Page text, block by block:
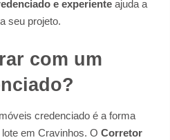
e experiente ajuda a
seu projeto.
com um
credenciado é a forma
em Cravinhos. O Corretor